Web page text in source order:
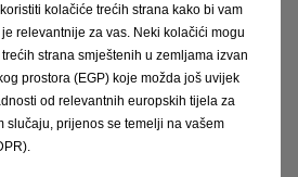
razini opreme Winter paket
Frontere i Grandlanda u ovoj
putem OTP ili PBZ leasinga
kolačiće trećih strana kako bi vam
relevantnije za vas. Neki kolačići mogu
strana smještenih u zemljama izvan
prostora (EGP) koje možda još uvijek
od relevantnih europskih tijela za
slučaju, prijenos se temelji na vašem